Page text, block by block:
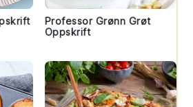
Professor Grønn Grøt
Oppskrift